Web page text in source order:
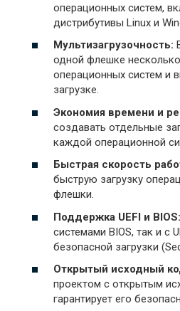
операционных систем,
дистрибутивы Linux и
Мультизагрузочность:
одной флешке
операционных систем и
загрузке.
Экономия времени и
создавать отдельные
каждой операционной
Быстрая скорость
быструю загрузку
флешки.
Поддержка UEFI и BIOS:
системами BIOS, так и с
безопасной загрузки
Открытый исходный
проектом с открытым
гарантирует его